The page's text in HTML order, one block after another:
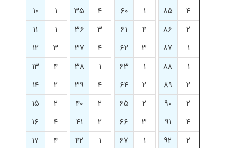
۴
۸۵ ۱ ۶۰ ۴ ۳۵ ۱
۱۰
۲
۸۶ ۴ ۶۱ ۳ ۳۶ ۱
۱۱
۱
۸۷ ۳ ۶۲ ۴ ۳۷ ۳
۱۲
۱
۸۸ ۱ ۶۳ ۱ ۳۸ ۴
۱۳
۲
۸۹ ۲ ۶۴ ۴ ۳۹ ۲
۱۴
۲
۹۰ ۲ ۶۵ ۲ ۴۰ ۲
۱۵
۴
۹۱ ۳ ۶۶ ۲ ۴۱ ۴
۱۶
۲
۹۲ ۱ ۶۷ ۱ ۴۲ ۴
۱۷